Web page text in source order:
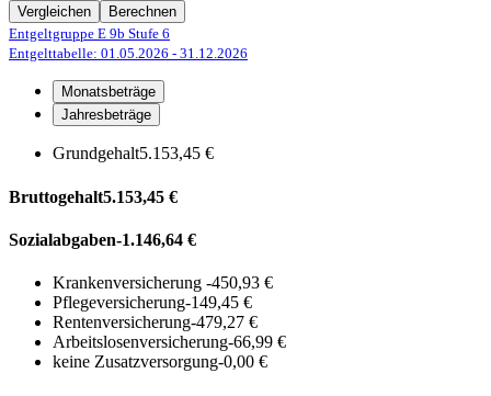
Vergleichen
Berechnen
Entgeltgruppe E 9b Stufe 6
Entgelttabelle: 01.05.2026 - 31.12.2026
Monatsbeträge
Jahresbeträge
Grundgehalt5.153,45 €
Bruttogehalt5.153,45 €
Sozialabgaben-1.146,64 €
Krankenversicherung -450,93 €
Pflegeversicherung-149,45 €
Rentenversicherung-479,27 €
Arbeitslosenversicherung-66,99 €
keine Zusatzversorgung-0,00 €